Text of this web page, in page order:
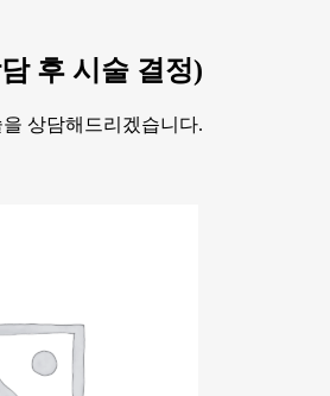
후 시술 결정)
상담해드리겠습니다.